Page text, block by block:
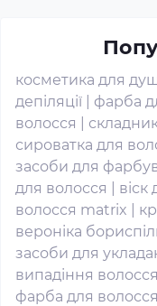
косметика для
депіляції
фарба
волосся
сироватка для
засоби для
для волосся
віск
волосся matrix
вероніка
засоби для
випадіння волосся
фарба для волосся